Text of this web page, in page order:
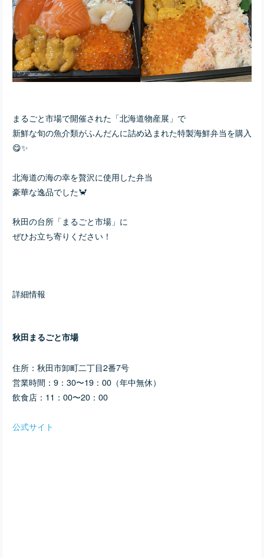
まるごと市場で開催された「北海道物産展」で
新鮮な旬の魚介類がふんだんに詰め込まれた特製海鮮弁当を購入
😋✨
北海道の海の幸を贅沢に使用した弁当
豪華な逸品でした🦀
秋田の台所「まるごと市場」に
ぜひお立ち寄りください！
詳細情報
秋田まるごと市場
住所： 秋田市卸町二丁目2番7号
営業時間：9：30〜19：00（年中無休）
飲食店：11：00〜20：00
公式サイト